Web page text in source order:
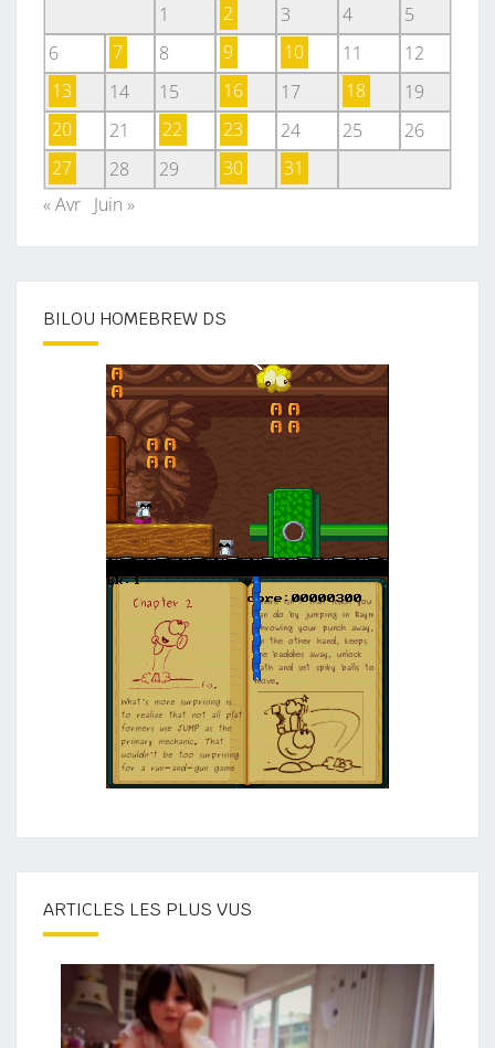
1
2 3 4
5
6
7 8 9 10 11
12
13
14 15 16 17 18
19
20
21 22 23 24 25
26
27
28 29 30
31
« Avr Juin »
BILOU HOMEBREW DS
ARTICLES LES PLUS VUS